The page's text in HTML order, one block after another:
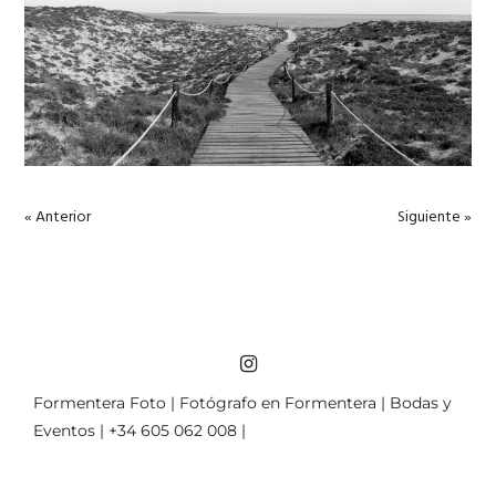
« Anterior Siguiente »
Formentera Foto | Fotógrafo en Formentera | Bodas y
Eventos | +34 605 062 008 |